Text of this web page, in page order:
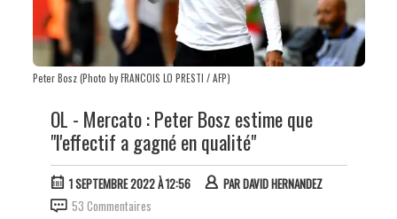
Peter Bosz (Photo by FRANCOIS LO PRESTI / AFP)
OL - Mercato : Peter Bosz estime que
"l'effectif a gagné en qualité"
1 SEPTEMBRE 2022 À 12:56 PARDAVID HERNANDEZ
53 Commentaires